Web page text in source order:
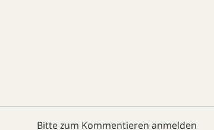
Bitte zum Kommentieren anmelden